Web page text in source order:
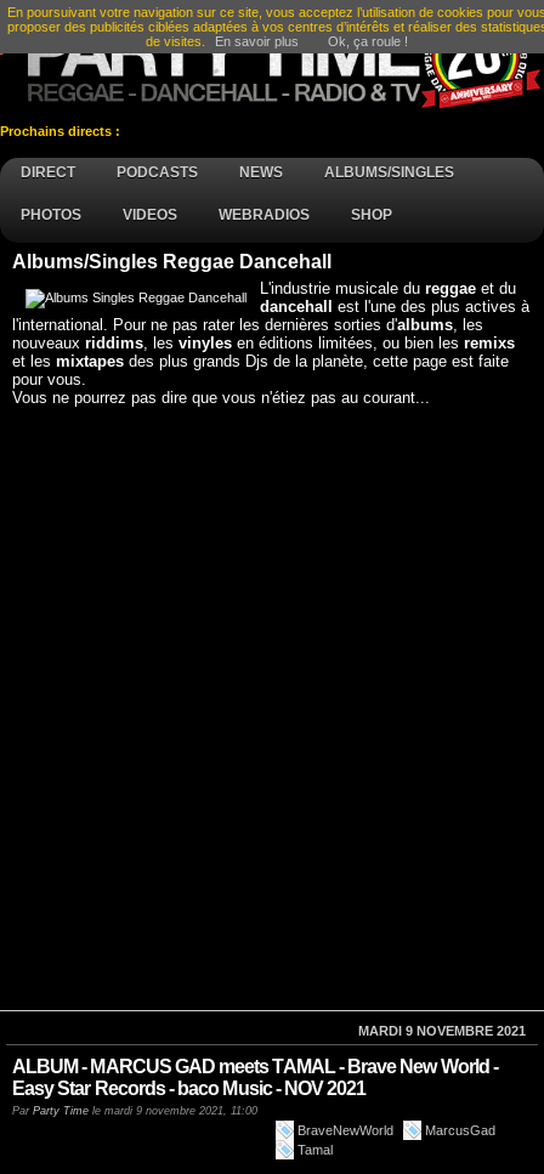
Prochains directs :
DIRECT PODCASTS NEWS ALBUMS/SINGLES
PHOTOS VIDEOS WEBRADIOS SHOP
Albums/Singles Reggae Dancehall
L'industrie musicale dureggae et du
dancehallest l'une des plus actives à
l'international. Pour ne pas rater les dernières sorties d'albums, les
nouveaux riddims, les vinyles en éditions limitées, ou bien les remixs
et les mixtapes des plus grands Djs de la planète, cette page est faite
pour vous.
Vous ne pourrez pas dire que vous n'étiez pas au courant...
MARDI 9 NOVEMBRE 2021
ALBUM - MARCUS GAD meets TAMAL - Brave New World -
Easy Star Records - baco Music - NOV 2021
Par Party Time le mardi 9 novembre 2021, 11:00
BraveNewWorld
MarcusGad
Tamal
En poursuivant votre navigation sur ce site, vous acceptez l’utilisation de cookies pour
proposer des publicités ciblées adaptées à vos centres d’intérêts et réaliser des
de visites.
En savoir plus Ok, ça roule !